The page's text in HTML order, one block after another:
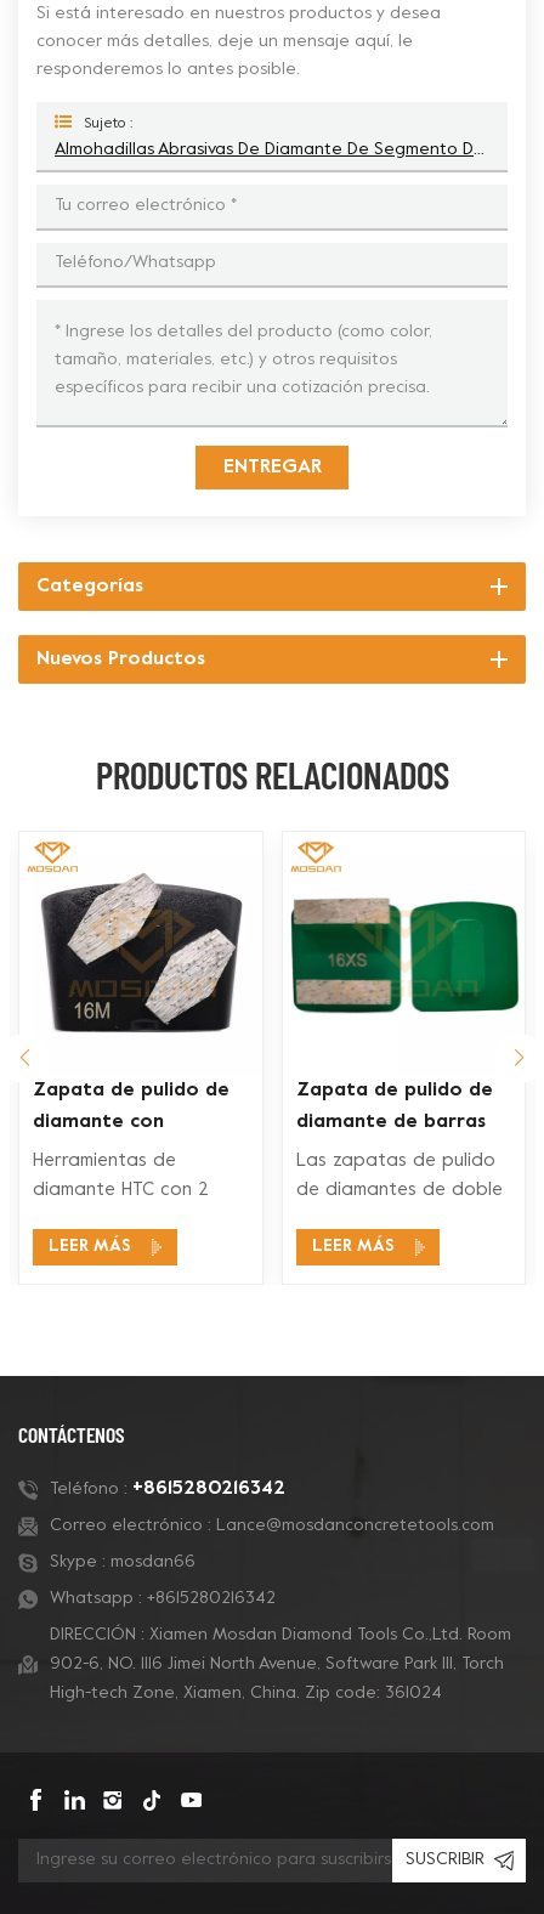
Si está interesado en nuestros productos y desea
conocer más detalles, deje un mensaje aquí, le
responderemos lo antes posible.
Sujeto :
Almohadillas Abrasivas De Diamante De Segmento De Gota De Lágrima Doble Redi Lock Para Eliminación De Pisos
ENTREGAR
Categorías
Nuevos Productos
PRODUCTOS RELACIONADOS
Zapata de pulido de
diamante con
segmento de
hexágonos dobles Ez
Herramientas de
diamante HTC con 2
diamantes son
de concreto, eliminación
pulido de concreto.
LEER MÁS
Zapata de pulido de
diamante de barras
dobles Husqvarna Redi
Lock para piso de
Las zapatas de pulido
de diamantes de doble
Redi Lock son
LEER MÁS
CONTÁCTENOS
Teléfono : +8615280216342
Correo electrónico : Lance@mosdanconcretetools.com
Skype : mosdan66
Whatsapp : +8615280216342
DIRECCIÓN : Xiamen Mosdan Diamond Tools Co.,Ltd. Room
902-6, NO. 1116 Jimei North Avenue, Software Park Ill, Torch
High-tech Zone, Xiamen, China. Zip code: 361024
SUSCRIBIR